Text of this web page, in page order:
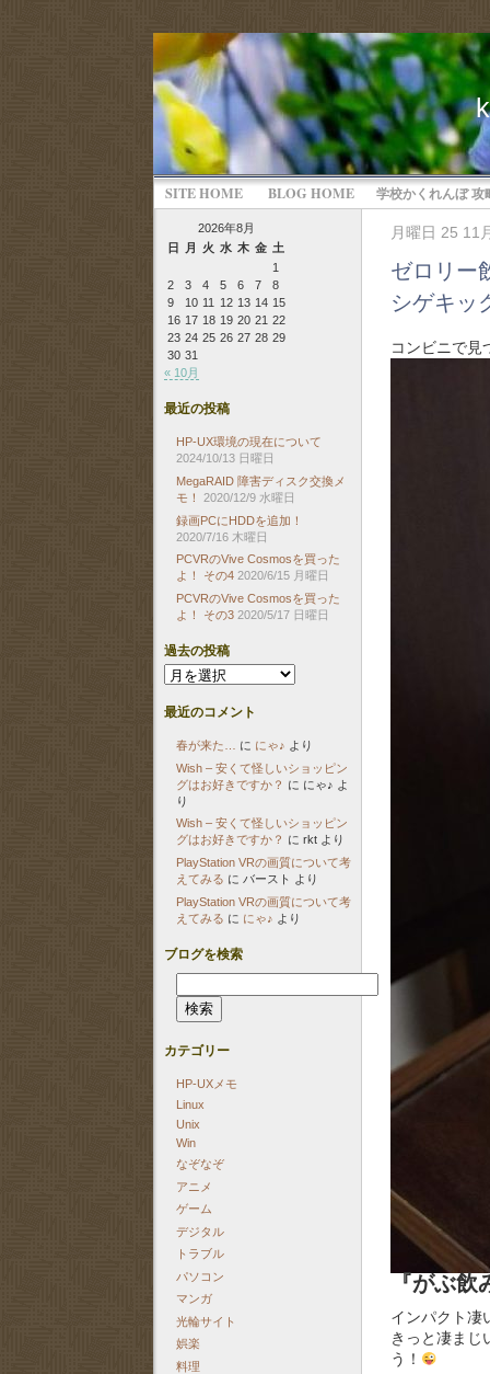
SITE HOME BLOG HOME 学校かくれんぼ 攻
月曜日 25 11
ゼロリー
シゲキッ
コンビニで見
『がぶ
インパクト
きっと凄まじ
う！
2026年8月
日
月 火 水 木 金 土
1
2
3 4 5 6 7
8
9
10 11 12 13 14 15
16 17 18 19 20 21 22
23 24 25 26 27 28 29
30 31
« 10月
最近の投稿
HP-UX環境の現在について
2024/10/13 日曜日
MegaRAID 障害ディスク交換メ
モ！
2020/12/9 水曜日
録画PCにHDDを追加！
2020/7/16 木曜日
PCVRのVive Cosmosを買った
よ！ その4 2020/6/15 月曜日
PCVRのVive Cosmosを買った
よ！ その3 2020/5/17 日曜日
過去の投稿
過
去
の
投
最近のコメント
春が来た… に にゃ♪ より
Wish – 安くて怪しいショッピン
グはお好きですか？ に にゃ♪ よ
り
Wish – 安くて怪しいショッピン
グはお好きですか？ にrkt より
PlayStation VRの画質について考
えてみる に バースト より
PlayStation VRの画質について考
えてみる に にゃ♪ より
ブログを検索
索:
カテゴリー
HP-UXメモ
Linux
Unix
Win
なぞなぞ
アニメ
ゲーム
デジタル
トラブル
パソコン
マンガ
光輪サイト
娯楽
料理